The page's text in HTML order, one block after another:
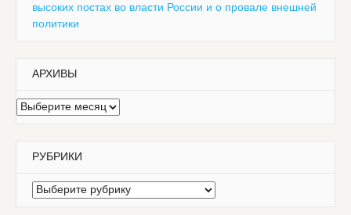
высоких постах во власти России и о провале внешней
политики
АРХИВЫ
Архивы
РУБРИКИ
Рубрики